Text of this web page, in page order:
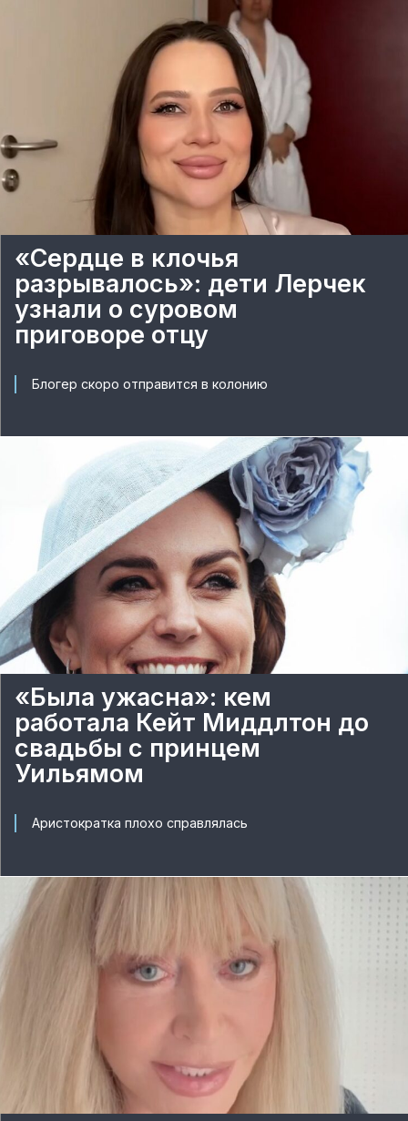
«Сердце в клочья
разрывалось»: дети Лерчек
узнали о суровом
приговоре отцу
Блогер скоро отправится в колонию
«Была ужасна»: кем
работала Кейт Миддлтон до
свадьбы с принцем
Уильямом
Аристократка плохо справлялась